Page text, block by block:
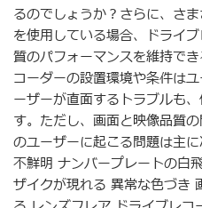
るのでしょうか？さらに、さ
を使用している場合、ドライ
質のパフォーマンスを維持で
コーダーの設置環境や条件は
ーザーが直面するトラブルも
す。ただし、画面と映像品質
のユーザーに起こる問題は主
不鮮明 ナンバープレートの白
ザイクが現れる 異常な色づき